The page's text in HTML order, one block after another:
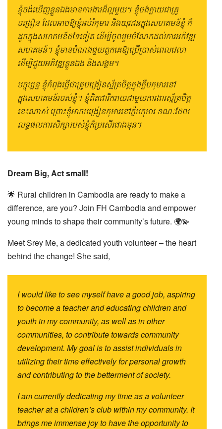
ខ្ញុំ​ចង់​ឃើញ​ខ្លួន​ឯង​មាន​ការងារ​ដ៏ល្អ​មួយ។ ខ្ញុំចង់ក្លាយ​ជា​គ្រូ​
បង្រៀន ដែលអាចឱ្យខ្ញុំ​អប់រំ​កុមារ និង​យុវជន​ក្នុង​សហគមន៍​ខ្ញុំ ​ក៏​
ដូច​ក្នុង​សហគមន៍​ដទៃ​ទៀត ដើម្បី​ចូល​រួម​ចំណែកដល់​ការ​អភិវឌ្ឍ​
សហគមន៍។ ខ្ញុំមានបំណងជួយពួកគេឱ្យប្រើប្រាស់ពេលវេលា
ដើម្បីជួយអភិវឌ្ឍខ្លួនឯង និងសង្គម។
បច្ចុប្បន្ន ខ្ញុំកំពុងធ្វើជាគ្រូបង្រៀនស្ម័គ្រចិត្តក្នុងក្លឹបកុមារនៅ
ក្នុងសហគមន៍របស់ខ្ញុំ។ ខ្ញុំពិតជារីករាយជាមួយការងារស្ម័គ្រចិត្ត
នេះណាស់ ព្រោះខ្ញុំអាចបង្រៀនកុមារនៅក្លឹបកុមារ ខណៈដែល
លទ្ធផលការសិក្សារបស់ខ្ញុំក៏ប្រសើរជាងមុន។
Dream Big, Act small!
🌟 Rural children in Cambodia are ready to make a
difference, are you? Join FH Cambodia and empower
young minds to shape their community’s future. 🌍💫
Meet Srey Me, a dedicated youth volunteer – the heart
behind the change! She said,
I would like to see myself have a good job, aspiring
to become a teacher and educating children and
youth in my community, as well as in other
communities, to contribute towards community
development. My goal is to assist individuals in
utilizing their time effectively for personal growth
and contributing to the betterment of society.
I am currently dedicating my time as a volunteer
teacher at a children’s club within my community. It
brings me immense joy to have the opportunity to